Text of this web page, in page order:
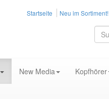
Startseite Neu im Sortiment!
New Media Kopfhörer